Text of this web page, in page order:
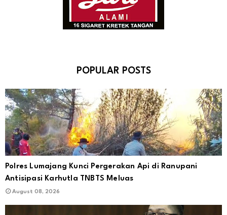
POPULAR POSTS
Polres Lumajang Kunci Pergerakan Api di Ranupani
Antisipasi Karhutla TNBTS Meluas
August 08, 2026